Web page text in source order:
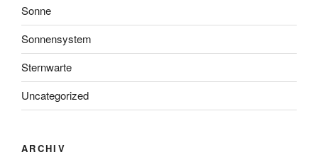
Sonne
Sonnensystem
Sternwarte
Uncategorized
ARCHIV